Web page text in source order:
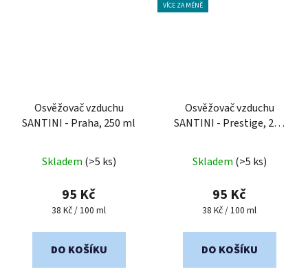
Osvěžovač vzduchu
SANTINI - Praha, 250 ml
hodnocení
produktu
je
z
Skladem (>5 ks)
95 Kč
Měrná
38 Kč / 100 ml
DO KOŠÍKU
VÍCE ZA MÉNĚ
Osvěžovač vzduchu
SANTINI - Prestige, 250
hodnocení
produktu
je
z
Skladem (>5 ks)
95 Kč
Měrná
38 Kč / 100 ml
DO KOŠÍKU